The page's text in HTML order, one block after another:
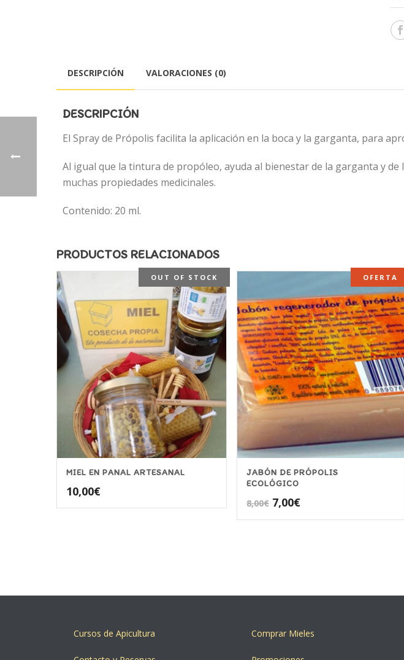
DESCRIPCIÓN VALORACIONES (0)
DESCRIPCIÓN
El Spray de Própolis facilita la aplicación en la boca y la garganta, para
Al igual que la tintura de propóleo, ayuda al bienestar de la garganta y
muchas propiedades medicinales.
Contenido: 20 ml.
PRODUCTOS RELACIONADOS
OUT OF STOCK
MIEL EN PANAL ARTESANAL
10,00€
OFERTA
JABÓN DE PRÓPOLIS
ECOLÓGICO
8,00€ El
precio
7,00€El
precio
Cursos de Apicultura Comprar Mieles